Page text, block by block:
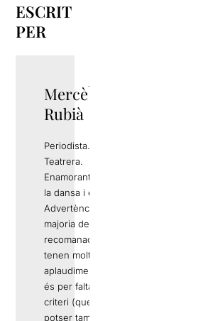
ESCRIT
PER
Mercè
Rubià
TWITTER
Periodista.
Teatrera.
Enamorant-me de
la dansa i el circ.
Advertència: Si la
majoria de
recomanacions
tenen molts
aplaudiments no
és per falta de
criteri (que
potser també),